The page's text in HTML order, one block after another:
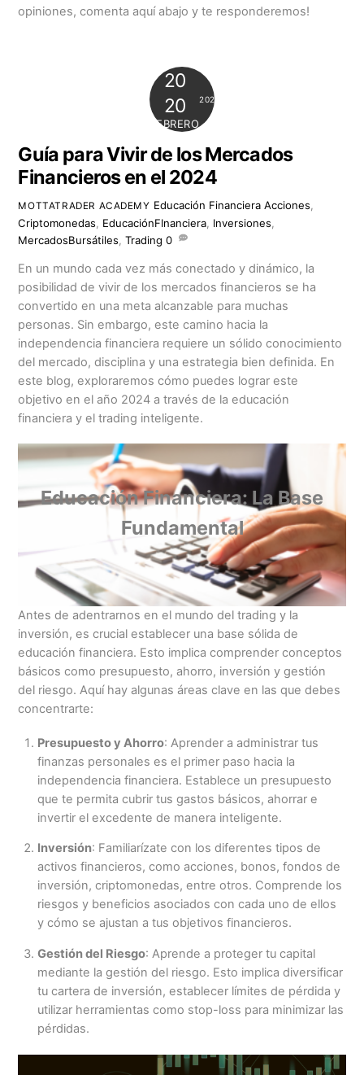
opiniones, comenta aquí abajo y te responderemos!
20
20
FEBRERO
2024
Guía para Vivir de los Mercados
Financieros en el 2024
MOTTATRADER ACADEMY Educación Financiera Acciones
Criptomonedas
EducaciónFInanciera Inversiones
MercadosBursátiles ,Trading 0
En un mundo cada vez más conectado y dinámico, la
posibilidad de vivir de los mercados financieros se ha
convertido en una meta alcanzable para muchas
personas. Sin embargo, este camino hacia la
independencia financiera requiere un sólido conocimiento
del mercado, disciplina y una estrategia bien definida. En
este blog, exploraremos cómo puedes lograr este
objetivo en el año 2024 a través de la educación
financiera y el trading inteligente.
Educación Financiera: La Base
Fundamental
Antes de adentrarnos en el mundo del trading y la
inversión, es crucial establecer una base sólida de
educación financiera. Esto implica comprender conceptos
básicos como presupuesto, ahorro, inversión y gestión
del riesgo. Aquí hay algunas áreas clave en las que debes
concentrarte:
Presupuesto y Ahorro: Aprender a administrar tus
finanzas personales es el primer paso hacia la
independencia financiera. Establece un presupuesto
que te permita cubrir tus gastos básicos, ahorrar e
invertir el excedente de manera inteligente.
Inversión: Familiarízate con los diferentes tipos de
activos financieros, como acciones, bonos, fondos de
inversión, criptomonedas, entre otros. Comprende los
riesgos y beneficios asociados con cada uno de ellos
y cómo se ajustan a tus objetivos financieros.
Gestión del Riesgo: Aprende a proteger tu capital
mediante la gestión del riesgo. Esto implica diversificar
tu cartera de inversión, establecer límites de pérdida y
utilizar herramientas como stop-loss para minimizar las
pérdidas.